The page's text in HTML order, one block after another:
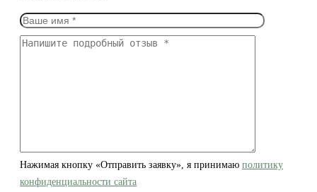
Нажимая кнопку «Отправить заявку», я принимаю политику
конфиденциальности сайта